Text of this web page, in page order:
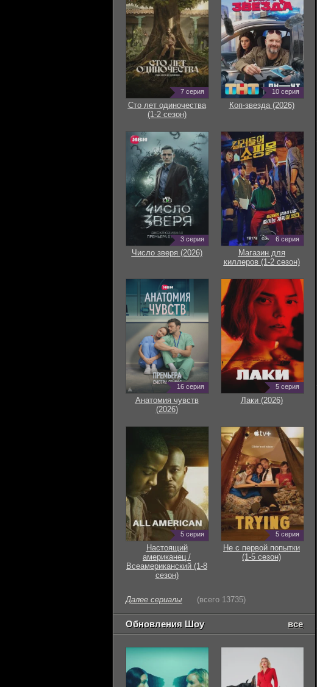
7 серия
Сто лет одиночества
(1-2 сезон)
10 серия
Коп-звезда (2026)
3 серия
Число зверя (2026)
6 серия
Магазин для
киллеров (1-2 сезон)
16 серия
Анатомия чувств
(2026)
5 серия
Лаки (2026)
5 серия
Настоящий
американец /
Всеамериканский (1-8
сезон)
5 серия
Не с первой попытки
(1-5 сезон)
Далее сериалы (всего 13735)
Обновления Шоу все